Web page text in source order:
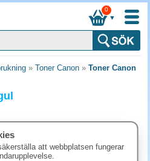
▼
0
» Toner Canon » Toner Canon
att webbplatsen fungerar